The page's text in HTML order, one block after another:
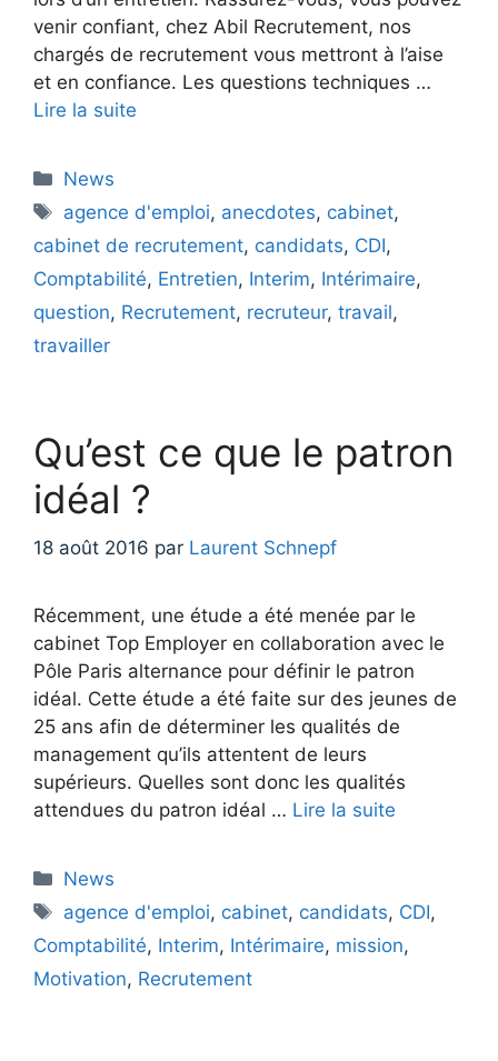
venir confiant, chez Abil Recrutement, nos
chargés de recrutement vous mettront à l’aise
et en confiance. Les questions techniques …
Lire la suite
Catégories
News
Étiquettes
agence d'emploi, anecdotes, cabinet,
cabinet de recrutement, candidats, CDI,
Comptabilité, Entretien, Interim, Intérimaire,
question, Recrutement, recruteur, travail,
travailler
Qu’est ce que le patron
idéal ?
18 août 2016 par Laurent Schnepf
Récemment, une étude a été menée par le
cabinet Top Employer en collaboration avec le
Pôle Paris alternance pour définir le patron
idéal. Cette étude a été faite sur des jeunes de
25 ans afin de déterminer les qualités de
management qu’ils attentent de leurs
supérieurs. Quelles sont donc les qualités
attendues du patron idéal … Lire la suite
Catégories
News
Étiquettes
agence d'emploi, cabinet, candidats, CDI,
Comptabilité, Interim, Intérimaire, mission,
Motivation, Recrutement